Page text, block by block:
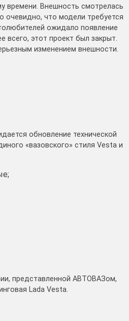
времени. Внешность смотрелась
очевидно, что модели требуется
ожидало появление
всего, этот проект был закрыт.
изменением внешности.
обновление технической
«вазовского» стиля Vesta и
представленной АВТОВАЗом,
Lada Vesta.